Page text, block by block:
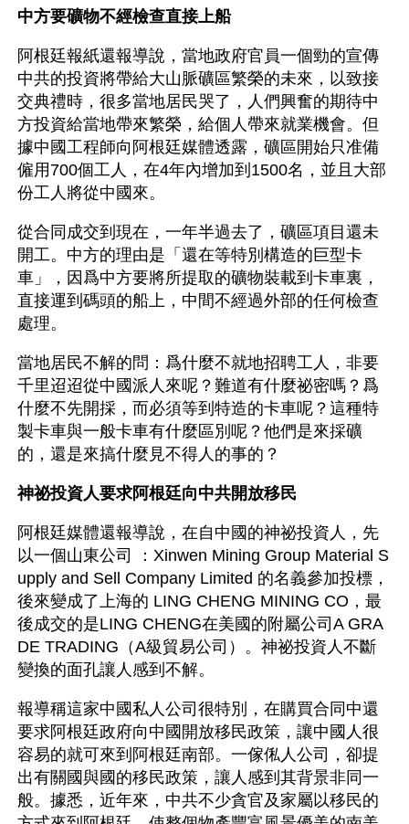
中方要礦物不經檢查直接上船
阿根廷報紙還報導說，當地政府官員一個勁的宣傳
中共的投資將帶給大山脈礦區繁榮的未來，以致接
交典禮時，很多當地居民哭了，人們興奮的期待中
方投資給當地帶來繁榮，給個人帶來就業機會。但
據中國工程師向阿根廷媒體透露，礦區開始只准備
僱用700個工人，在4年內增加到1500名，並且大部
份工人將從中國來。
從合同成交到現在，一年半過去了，礦區項目還未
開工。中方的理由是「還在等特別構造的巨型卡
車」，因爲中方要將所提取的礦物裝載到卡車裏，
直接運到碼頭的船上，中間不經過外部的任何檢查
處理。
當地居民不解的問：爲什麼不就地招聘工人，非要
千里迢迢從中國派人來呢？難道有什麼祕密嗎？爲
什麼不先開採，而必須等到特造的卡車呢？這種特
製卡車與一般卡車有什麼區別呢？他們是來採礦
的，還是來搞什麼見不得人的事的？
神祕投資人要求阿根廷向中共開放移民
阿根廷媒體還報導說，在自中國的神祕投資人，先
以一個山東公司 ：Xinwen Mining Group Material S
upply and Sell Company Limited 的名義參加投標，
後來變成了上海的 LING CHENG MINING CO，最
後成交的是LING CHENG在美國的附屬公司A GRA
DE TRADING（A級貿易公司）。神祕投資人不斷
變換的面孔讓人感到不解。
報導稱這家中國私人公司很特別，在購買合同中還
要求阿根廷政府向中國開放移民政策，讓中國人很
容易的就可來到阿根廷南部。一傢俬人公司，卻提
出有關國與國的移民政策，讓人感到其背景非同一
般。據悉，近年來，中共不少貪官及家屬以移民的